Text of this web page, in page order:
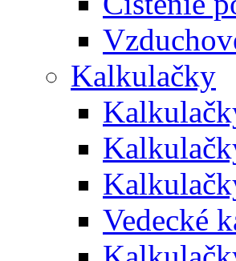
Kalkulačky
Vedecké